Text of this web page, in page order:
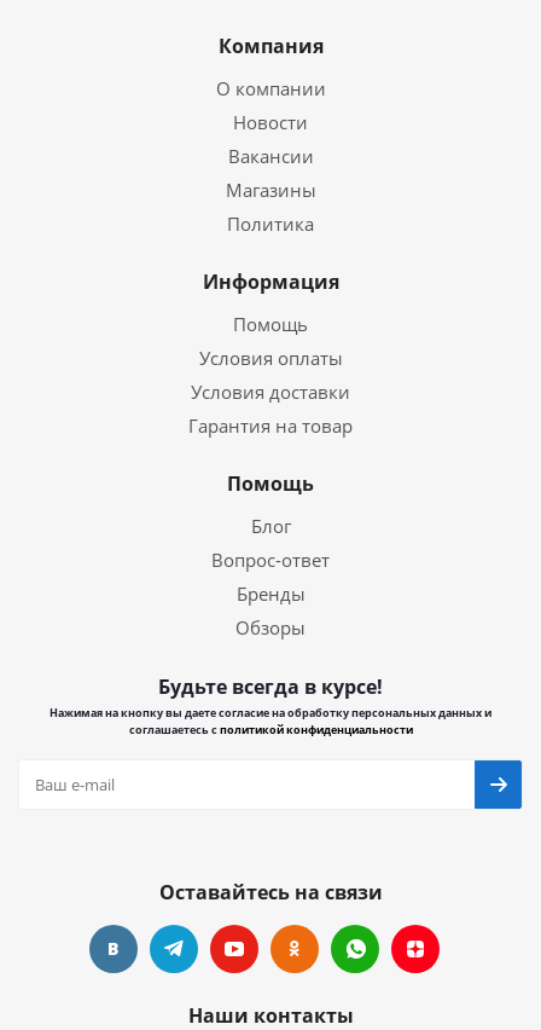
Компания
О компании
Новости
Вакансии
Магазины
Политика
Информация
Помощь
Условия оплаты
Условия доставки
Гарантия на товар
Помощь
Блог
Вопрос-ответ
Бренды
Обзоры
Будьте всегда в курсе!
Нажимая на кнопку вы даете согласие на обработку персональных данных и
соглашаетесь сполитикой конфиденциальности
Оставайтесь на связи
Наши контакты